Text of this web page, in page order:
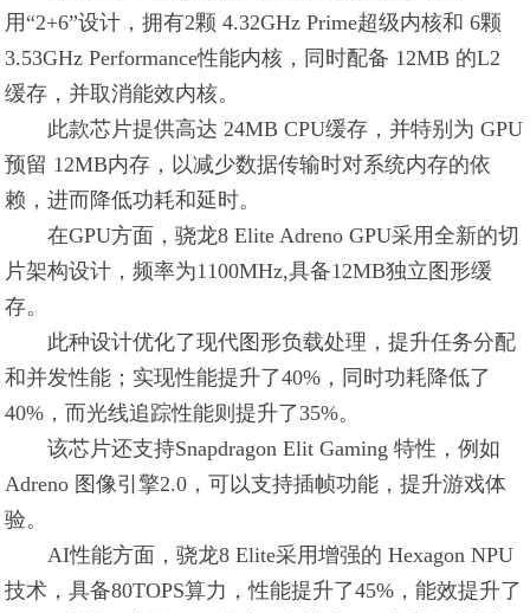
用“2+6”设计，拥有2颗 4.32GHz Prime超级内核和 6颗
3.53GHz Performance性能内核，同时配备 12MB 的L2
缓存，并取消能效内核。
此款芯片提供高达 24MB CPU缓存，并特别为 GPU
预留 12MB内存，以减少数据传输时对系统内存的依
赖，进而降低功耗和延时。
在GPU方面，骁龙8 Elite Adreno GPU采用全新的切
片架构设计，频率为1100MHz,具备12MB独立图形缓
存。
此种设计优化了现代图形负载处理，提升任务分配
和并发性能；实现性能提升了40%，同时功耗降低了
40%，而光线追踪性能则提升了35%。
该芯片还支持Snapdragon Elit Gaming 特性，例如
Adreno 图像引擎2.0，可以支持插帧功能，提升游戏体
验。
AI性能方面，骁龙8 Elite采用增强的 Hexagon NPU
技术，具备80TOPS算力，性能提升了45%，能效提升了